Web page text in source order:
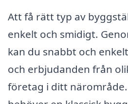
Att få rätt typ av
enkelt och smidigt.
kan du snabbt och
och erbjudanden från
företag i ditt